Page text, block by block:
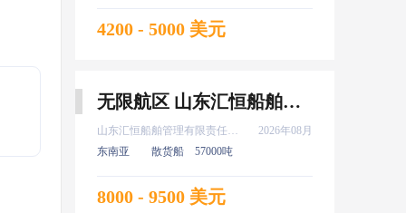
4200 - 5000 美元
无限航区 山东汇恒船舶管理有限责任公司 轮机长 8月上船
山东汇恒船舶管理有限责任公司
2026年08月
东南亚
散货船 57000吨
8000 - 9500 美元